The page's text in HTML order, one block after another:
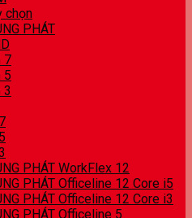
chọn
PHÁT
7
5
3
PHÁT WorkFlex 12
PHÁT Officeline 12 Core i5
PHÁT Officeline 12 Core i3
PHÁT Officeline 5